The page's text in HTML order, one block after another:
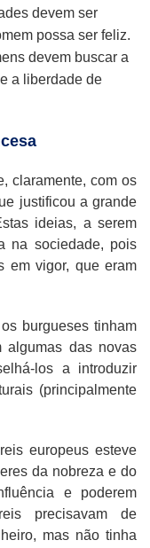
devem ser
possa ser feliz.
devem buscar a
a liberdade de
claramente, com os
justificou a grande
ideias, a serem
na sociedade, pois
em vigor, que eram
burgueses tinham
das novas
los a introduzir
(principalmente
europeus esteve
da nobreza e do
e poderem
precisavam de
mas não tinha